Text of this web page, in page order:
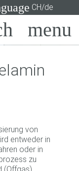
CH/de
von
entweder in
oder in
zu